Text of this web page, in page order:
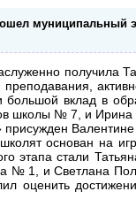
муниципальный
получила
большой вклад в
школы № 7, и
присужден
основан на
этапа стали
№ 1, и Светлана
оценить